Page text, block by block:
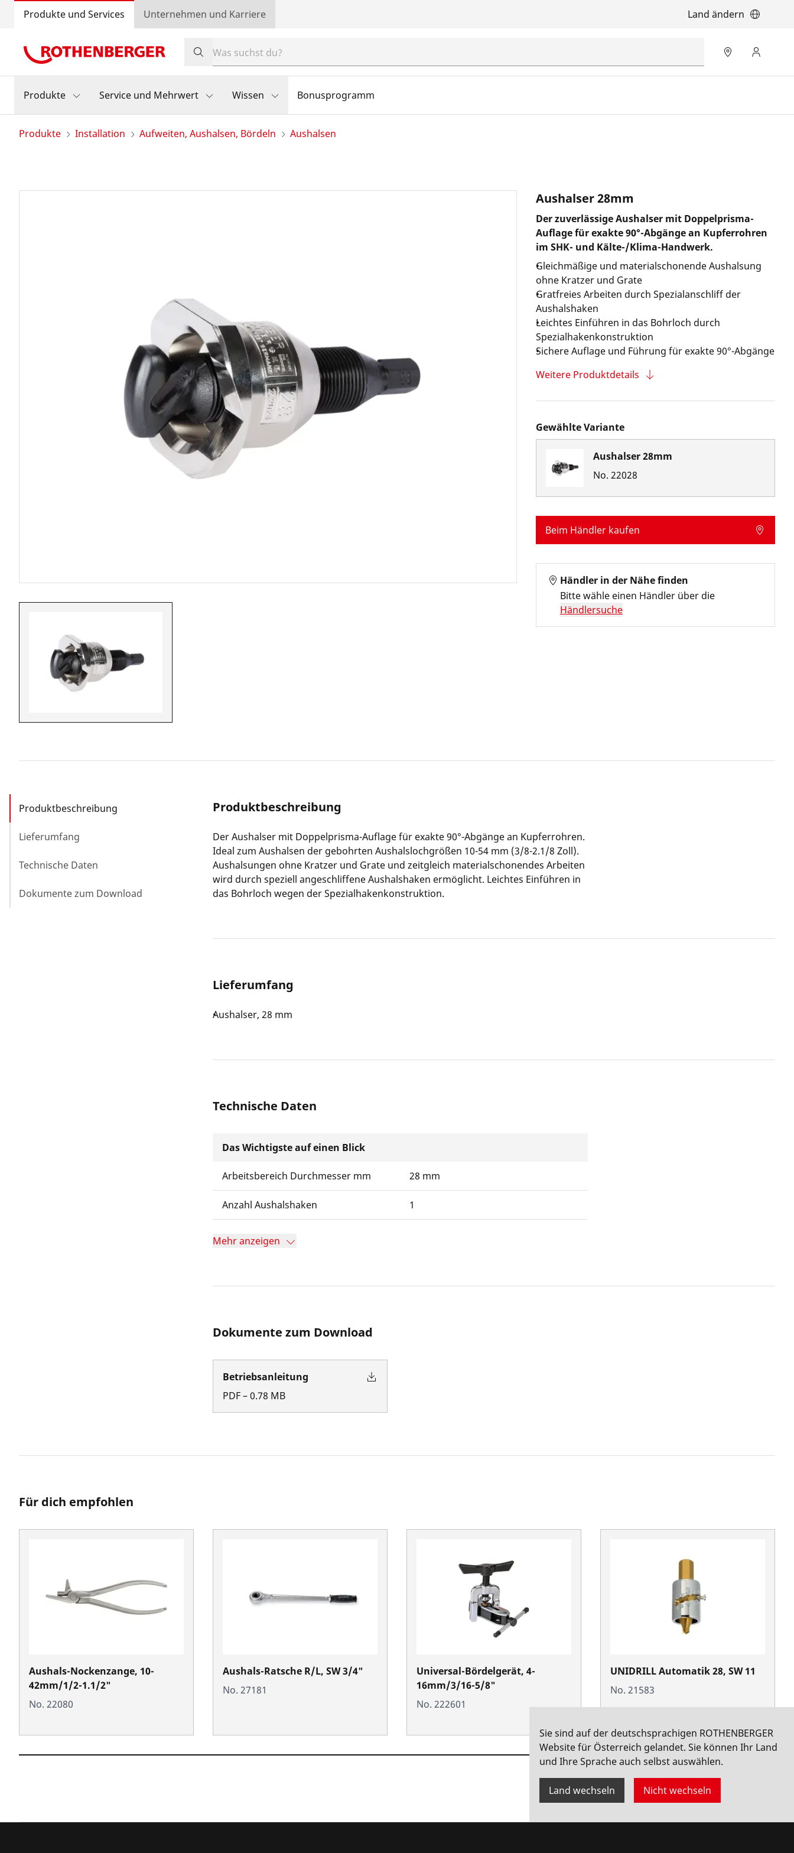
Produkte und Services Unternehmen und Karriere Land ändern
Produkte Service und Mehrwert Wissen Bonusprogramm
Produkte Installation Aufweiten, Aushalsen, Bördeln Aushalsen
Aushalser 28mm
Der zuverlässige Aushalser mit Doppelprisma-
Auflage für exakte 90°-Abgänge an Kupferrohren
im SHK- und Kälte-/Klima-Handwerk.
Gleichmäßige und materialschonende Aushalsung
ohne Kratzer und Grate
Gratfreies Arbeiten durch Spezialanschliff der
Aushalshaken
Leichtes Einführen in das Bohrloch durch
Spezialhakenkonstruktion
Sichere Auflage und Führung für exakte 90°-Abgänge
Weitere Produktdetails
Gewählte Variante
Aushalser 28mm
No. 22028
Beim Händler kaufen
Händler in der Nähe finden
Bitte wähle einen Händler über die
Händlersuche
Produktbeschreibung
Lieferumfang
Technische Daten
Dokumente zum Download
Produktbeschreibung
Der Aushalser mit Doppelprisma-Auflage für exakte 90°-Abgänge an Kupferrohren.
Ideal zum Aushalsen der gebohrten Aushalslochgrößen 10-54 mm (3/8-2.1/8 Zoll).
Aushalsungen ohne Kratzer und Grate und zeitgleich materialschonendes Arbeiten
wird durch speziell angeschliffene Aushalshaken ermöglicht. Leichtes Einführen in
das Bohrloch wegen der Spezialhakenkonstruktion.
Lieferumfang
Aushalser, 28 mm
Technische Daten
Das Wichtigste auf einen Blick
Arbeitsbereich Durchmesser mm 28 mm
Anzahl Aushalshaken 1
Mehr anzeigen
Dokumente zum Download
Betriebsanleitung
PDF–0.78 MB
Für dich empfohlen
Aushals-Nockenzange, 10-
42mm/1/2-1.1/2"
No. 22080
Aushals-Ratsche R/L, SW 3/4"
No. 27181
Universal-Bördelgerät, 4-
16mm/3/16-5/8"
No. 222601
UNIDRILL Automatik 28, SW 11
No. 21583
Sie sind auf der deutschsprachigen ROTHENBERGER
Website für Österreich gelandet. Sie können Ihr Land
und Ihre Sprache auch selbst auswählen.
Land wechseln Nicht wechseln